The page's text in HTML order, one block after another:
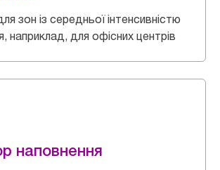
зон із середньої інтенсивністю
наприклад, для офісних центрів
наповнення